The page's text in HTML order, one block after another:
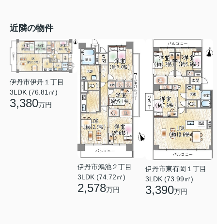
近隣の物件
伊丹市伊丹１丁目
3LDK (76.81㎡)
3,380万円
伊丹市鴻池２丁目
3LDK (74.72㎡)
2,578万円
伊丹市東有岡１丁目
3LDK (73.99㎡)
3,390万円